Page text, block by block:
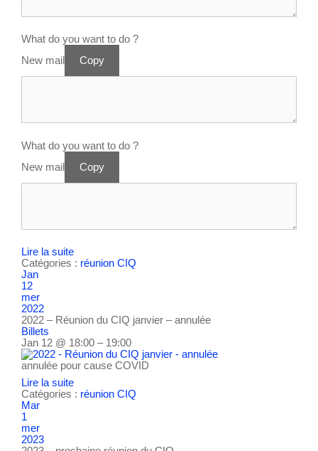
What do you want to do ?
New mail
Copy
What do you want to do ?
New mail
Copy
Lire la suite
Catégories : réunion CIQ
Jan
12
mer
2022
2022 – Réunion du CIQ janvier – annulée
Billets
Jan 12 @ 18:00 – 19:00
annulée pour cause COVID
Lire la suite
Catégories : réunion CIQ
Mar
1
mer
2023